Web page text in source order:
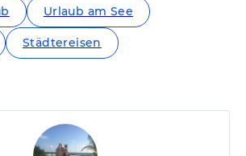
Urlaub am See
Städtereisen